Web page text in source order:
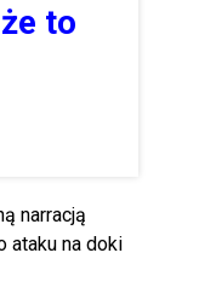
to
narracją
ataku na doki